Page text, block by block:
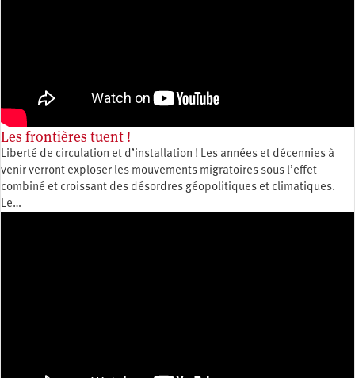
Les frontières tuent !
Liberté de circulation et d’installation ! Les années et décennies à
venir verront exploser les mouvements migratoires sous l’effet
combiné et croissant des désordres géopolitiques et climatiques.
Le…